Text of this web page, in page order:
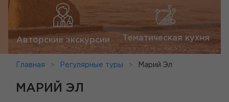
Авторские экскурсии Тематическая кухня
Главная Регулярные туры Марий Эл
МАРИЙ ЭЛ